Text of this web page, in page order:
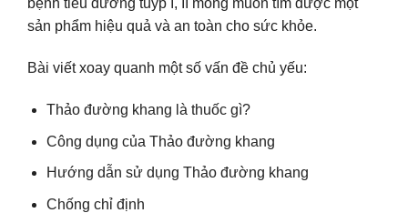
bệnh tiểu đường tuyp I, II mong muốn tìm được một
sản phẩm hiệu quả và an toàn cho sức khỏe.
Bài viết xoay quanh một số vấn đề chủ yếu:
Thảo đường khang là thuốc gì?
Công dụng của Thảo đường khang
Hướng dẫn sử dụng Thảo đường khang
Chống chỉ định